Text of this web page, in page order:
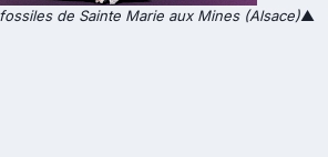
de Sainte Marie aux Mines (Alsace)▲